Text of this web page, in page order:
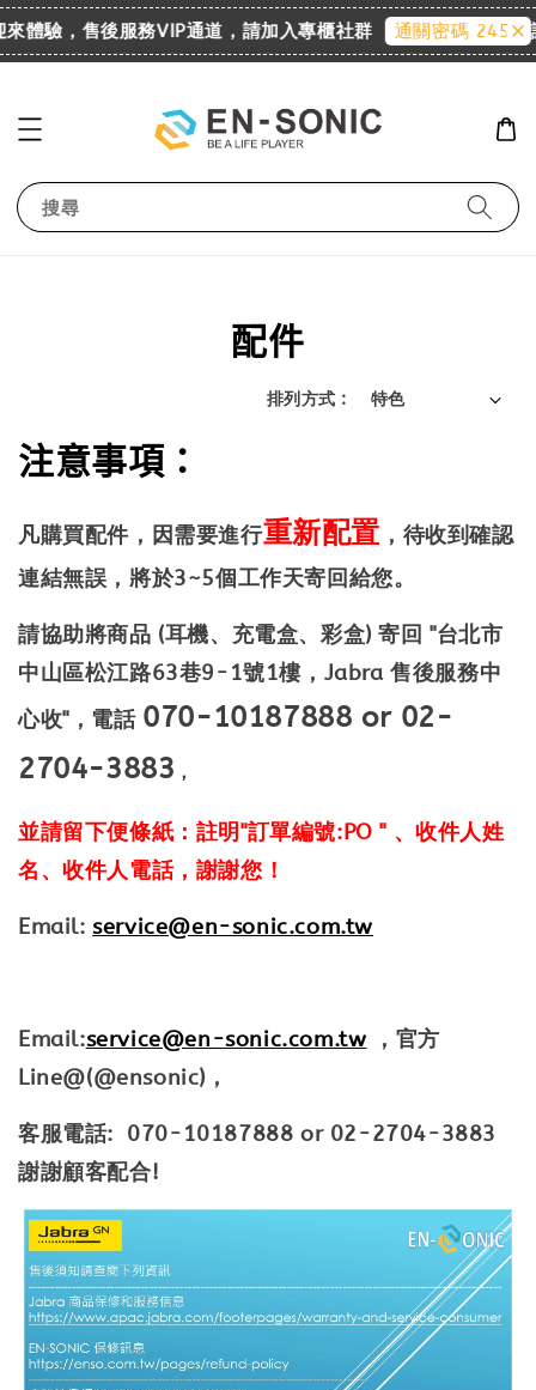
體驗，售後服務VIP通道，請加入專櫃社群 通關密碼 2455
搜尋
配件
排列方式 :
注意事項：
凡購買配件，因需要進行重新配置 ，待收到確認
連結無誤，將於3~5個工作天寄回給您。
請協助將商品 (耳機、充電盒、彩盒)寄回"台北市
中山區松江路63巷9-1號1樓 ， Jabra 售後服務中
心收"，電話 070-10187888 or 02-
2704-3883 ，
並請留下便條紙：註明"訂單編號:PO " 、收件人姓
名、收件人電話，謝謝您！
Email:service@en-sonic.com.tw
Email:service@en-sonic.com.tw ，官方
Line@(@ensonic)，
客服電話: 070-10187888 or 02-2704-3883
謝謝顧客配合!